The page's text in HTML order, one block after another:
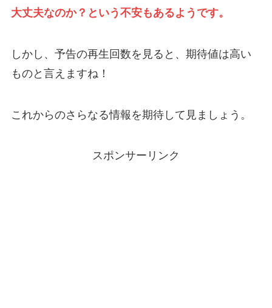
大丈夫なのか？という不安もあるようです。
しかし、予告の再生回数を見ると、期待値は高い
ものと言えますね！
これからのさらなる情報を期待して見ましょう。
スポンサーリンク